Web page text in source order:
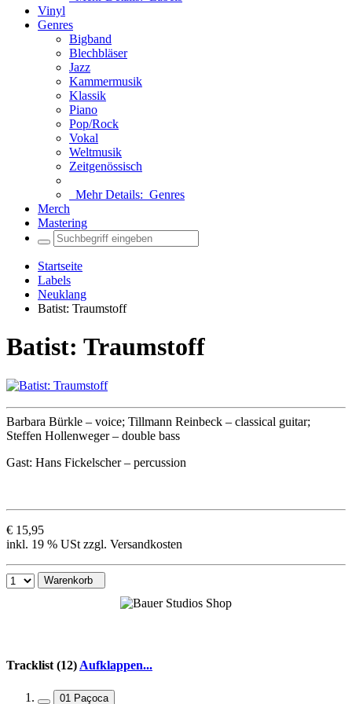
Vinyl
Genres
Bigband
Blechbläser
Jazz
Kammermusik
Klassik
Piano
Pop/Rock
Vokal
Weltmusik
Zeitgenössisch
Mehr Details: Genres
Merch
Mastering
Startseite
Labels
Neuklang
Batist: Traumstoff
Batist: Traumstoff
Barbara Bürkle – voice; Tillmann Reinbeck – classical guitar;
Steffen Hollenweger – double bass
Gast: Hans Fickelscher – percussion
€ 15,95
inkl. 19 % USt zzgl. Versandkosten
Warenkorb
Tracklist (12)Aufklappen...
01 Paçoca